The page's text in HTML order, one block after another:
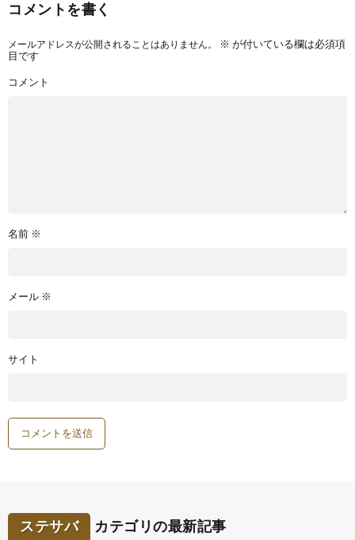
コメントを書く
メールアドレスが公開されることはありません。 ※ が付いている欄は必須項
目です
コメント
名前 ※
メール ※
サイト
ステサバ カテゴリの最新記事